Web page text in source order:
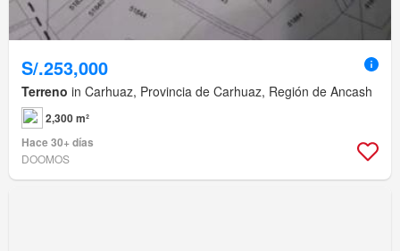
S/.253,000
Terreno in Carhuaz, Provincia de Carhuaz, Región de Ancash
2,300 m²
Hace 30+ días
DOOMOS